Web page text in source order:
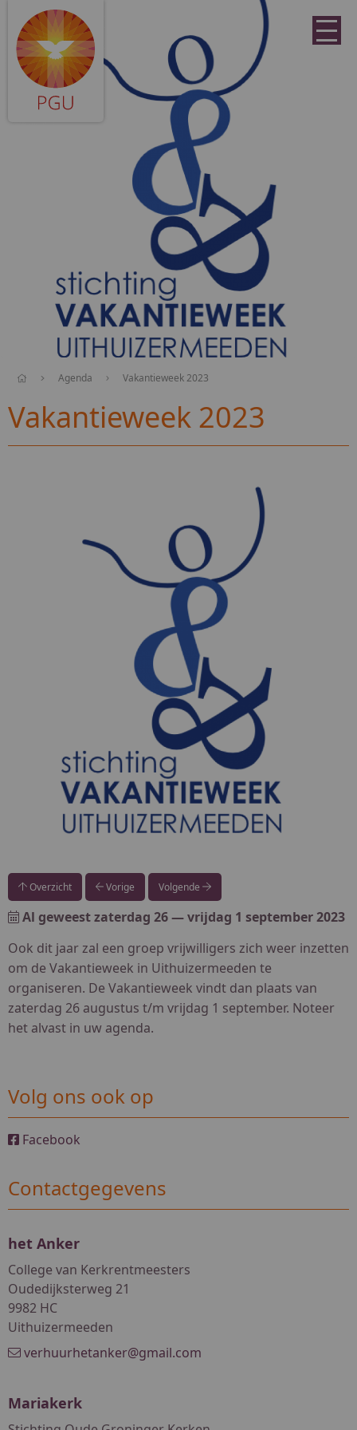
Agenda Vakantieweek 2023
Vakantieweek 2023
Overzicht Vorige Volgende
Al geweestzaterdag 26—vrijdag 1 september 2023
Ook dit jaar zal een groep vrijwilligers zich weer inzetten
om de Vakantieweek in Uithuizermeeden te
organiseren. De Vakantieweek vindt dan plaats van
zaterdag 26 augustus t/m vrijdag 1 september. Noteer
het alvast in uw agenda.
Volg ons ook op
Facebook
Contactgegevens
het Anker
College van Kerkrentmeesters
Oudedijksterweg 21
9982 HC
Uithuizermeeden
verhuurhetanker@gmail.com
Mariakerk